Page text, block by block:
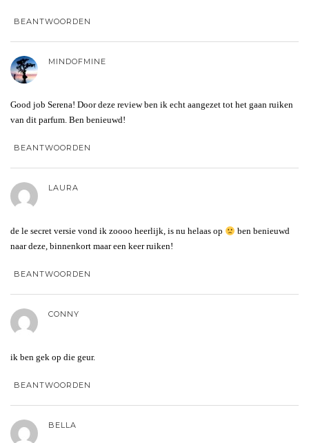
BEANTWOORDEN
MINDOFMINE
Good job Serena! Door deze review ben ik echt aangezet tot het gaan ruiken
van dit parfum. Ben benieuwd!
BEANTWOORDEN
LAURA
de le secret versie vond ik zoooo heerlijk, is nu helaas op
ben benieuwd
naar deze, binnenkort maar een keer ruiken!
BEANTWOORDEN
CONNY
ik ben gek op die geur.
BEANTWOORDEN
BELLA